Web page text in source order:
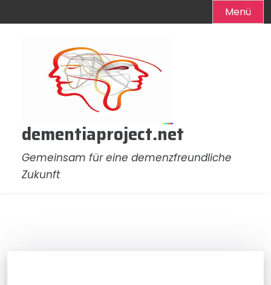
Menü
dementiaproject.net
Gemeinsam für eine demenzfreundliche
Zukunft